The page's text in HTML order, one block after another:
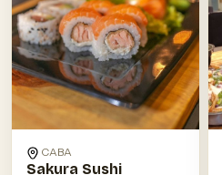
CABA
Sakura Sushi